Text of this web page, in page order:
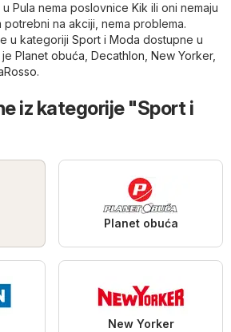
u Pula nema poslovnice Kik ili oni nemaju
na akciji, nema problema.
u kategoriji Sport i Moda dostupne u
Planet obuća Decathlon New Yorker,
.
iz kategorije "Sport i
Planet obuća
New Yorker